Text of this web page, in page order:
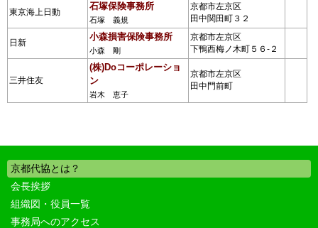
東京海上日動
石塚保険事務所
石塚 義規
京都市左京区
田中関田町３２
日新
小森損害保険事務所
小森 剛
京都市左京区
下鴨西梅ノ木町５６-２
三井住友
(株)Doコーポレーショ
ン
岩木 恵子
京都市左京区
田中門前町
京都代協とは？
会長挨拶
組織図・役員一覧
事務局へのアクセス